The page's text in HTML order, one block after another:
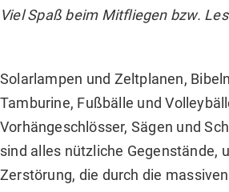
Viel Spaß beim Mitfliegen bzw.
Solarlampen und Zeltplanen,
Tamburine, Fußbälle und
Vorhängeschlösser, Sägen und
sind alles nützliche Gegenstände,
Zerstörung, die durch die